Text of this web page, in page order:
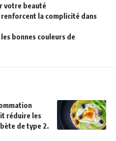
votre beauté
la complicité dans
bonnes couleurs de
réduire les
de type 2.